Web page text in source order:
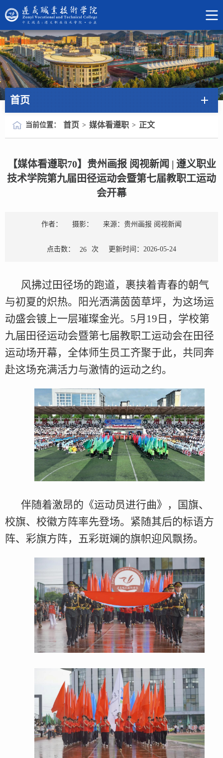
首页
当前位置： 首页 > 媒体看遵职 > 正文
【媒体看遵职70】贵州画报 阅视新闻 | 遵义职业
技术学院第九届田径运动会暨第七届教职工运动
会开幕
作者： 摄影： 来源：贵州画报 阅视新闻
点击数： 26 次 更新时间：2026-05-24
风拂过田径场的跑道，裹挟着青春的朝气
与初夏的炽热。阳光洒满茵茵草坪，为这场运
动盛会镀上一层璀璨金光。5月19日，学校第
九届田径运动会暨第七届教职工运动会在田径
运动场开幕，全体师生员工齐聚于此，共同奔
赴这场充满活力与激情的运动之约。
伴随着激昂的《运动员进行曲》，国旗、
校旗、校徽方阵率先登场。紧随其后的标语方
阵、彩旗方阵，五彩斑斓的旗帜迎风飘扬。